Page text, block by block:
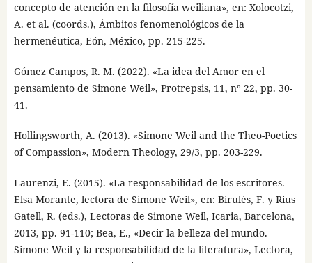
concepto de atención en la filosofía weiliana», en: Xolocotzi,
A. et al. (coords.), Ámbitos fenomenológicos de la
hermenéutica, Eón, México, pp. 215-225.
Gómez Campos, R. M. (2022). «La idea del Amor en el
pensamiento de Simone Weil», Protrepsis, 11, nº 22, pp. 30-
41.
Hollingsworth, A. (2013). «Simone Weil and the Theo-Poetics
of Compassion», Modern Theology, 29/3, pp. 203-229.
Laurenzi, E. (2015). «La responsabilidad de los escritores.
Elsa Morante, lectora de Simone Weil», en: Birulés, F. y Rius
Gatell, R. (eds.), Lectoras de Simone Weil, Icaria, Barcelona,
2013, pp. 91-110; Bea, E., «Decir la belleza del mundo.
Simone Weil y la responsabilidad de la literatura», Lectora,